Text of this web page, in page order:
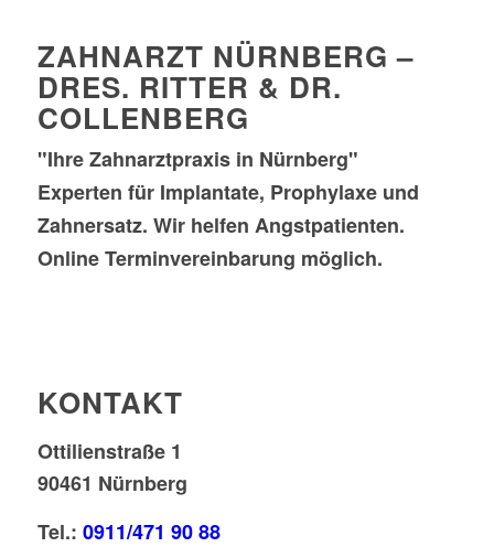
ZAHNARZT NÜRNBERG –
DRES. RITTER & DR.
COLLENBERG
"Ihre Zahnarztpraxis in Nürnberg"
Experten für Implantate, Prophylaxe und
Zahnersatz. Wir helfen Angstpatienten.
Online Terminvereinbarung möglich.
KONTAKT
Ottilienstraße 1
90461 Nürnberg
Tel.: 0911/471 90 88